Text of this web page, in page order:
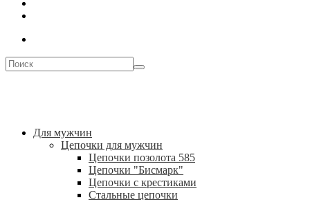
Для мужчин
Цепочки для мужчин
Цепочки позолота 585
Цепочки "Бисмарк"
Цепочки с крестиками
Стальные цепочки